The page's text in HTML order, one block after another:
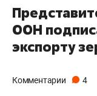
ООН
экспорту
Комментарии 4